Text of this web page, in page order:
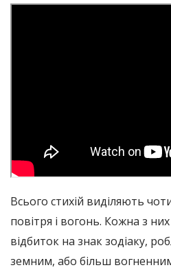
Всього стихій виділяють
повітря і вогонь. Кожна з
відбиток на знак зодіаку,
земним, або більш